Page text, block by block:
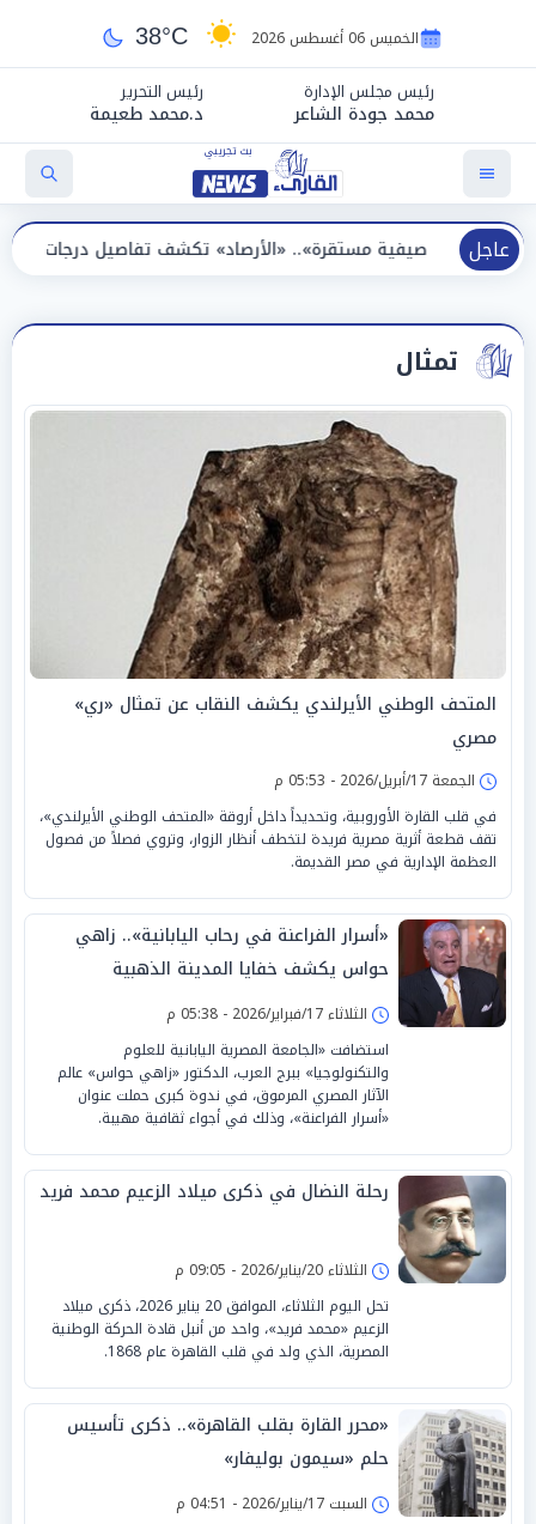
الخميس 06 أغسطس 2026 38°C
رئيس مجلس الإدارة
محمد جودة الشاعر
رئيس التحرير
د.محمد طعيمة
عاجل
مستقرة».. «الأرصاد» تكشف تفاصيل درجات الحرارة الأيام المقبلة
تمثال
المتحف الوطني الأيرلندي يكشف النقاب عن تمثال «ري»
مصري
الجمعة 17/أبريل/2026 - 05:53 م
في قلب القارة الأوروبية، وتحديداً داخل أروقة «المتحف الوطني الأيرلندي»،
تقف قطعة أثرية مصرية فريدة لتخطف أنظار الزوار، وتروي فصلاً من فصول
العظمة الإدارية في مصر القديمة.
«أسرار الفراعنة في رحاب اليابانية».. زاهي
حواس يكشف خفايا المدينة الذهبية
الثلاثاء 17/فبراير/2026 - 05:38 م
استضافت «الجامعة المصرية اليابانية للعلوم
والتكنولوجيا» ببرج العرب، الدكتور «زاهي حواس» عالم
الآثار المصري المرموق، في ندوة كبرى حملت عنوان
«أسرار الفراعنة»، وذلك في أجواء ثقافية مهيبة.
رحلة النضال في ذكرى ميلاد الزعيم محمد فريد
الثلاثاء 20/يناير/2026 - 09:05 م
تحل اليوم الثلاثاء، الموافق 20 يناير 2026، ذكرى ميلاد
الزعيم «محمد فريد»، واحد من أنبل قادة الحركة الوطنية
المصرية، الذي ولد في قلب القاهرة عام 1868.
«محرر القارة بقلب القاهرة».. ذكرى تأسيس
حلم «سيمون بوليفار»
السبت 17/يناير/2026 - 04:51 م